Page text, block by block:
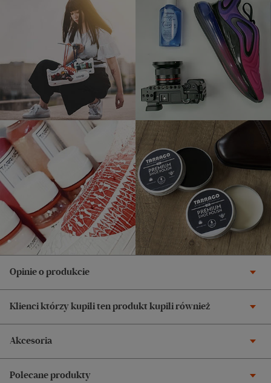
Opinie o produkcie
Klienci którzy kupili ten produkt kupili również
Akcesoria
Polecane produkty